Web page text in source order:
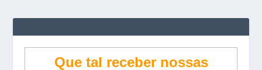
Que tal receber nossas